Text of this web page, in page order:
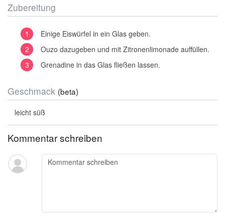
Zubereitung
Einige Eiswürfel in ein Glas geben.
Ouzo dazugeben und mit Zitronenlimonade auffüllen.
Grenadine in das Glas fließen lassen.
Geschmack (beta)
leicht süß
Kommentar schreiben